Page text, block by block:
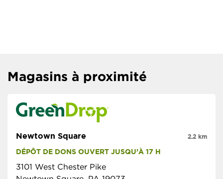
Magasins à proximité
Newtown Square
DÉPÔT DE DONS OUVERT JUSQU’À 17 H
3101 West Chester Pike
2.2 km